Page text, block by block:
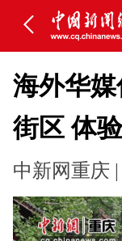
海外华
街区 体
中新网重庆 |